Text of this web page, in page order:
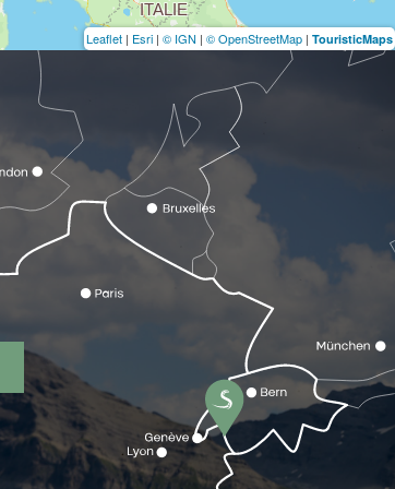
Leaflet | Esri | © IGN | © OpenStreetMap | TouristicMaps